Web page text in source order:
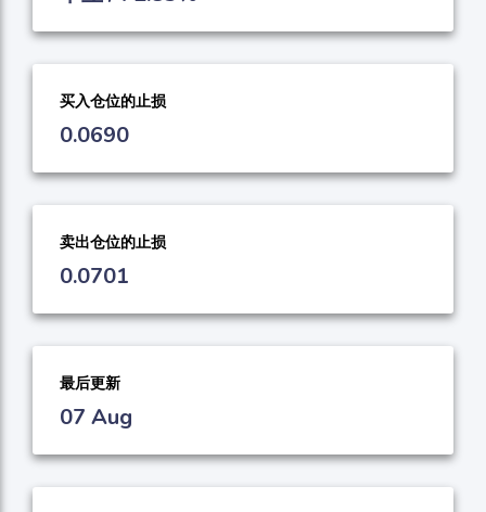
买入仓位的止损
0.0690
卖出仓位的止损
0.0701
最后更新
07 Aug